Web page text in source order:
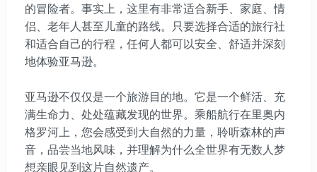
的冒险者。事实上，这里有非常适合新手、家庭、情
侣、老年人甚至儿童的路线。只要选择合适的旅行社
和适合自己的行程，任何人都可以安全、舒适并深刻
地体验亚马逊。
亚马逊不仅仅是一个旅游目的地。它是一个鲜活、充
满生命力、处处蕴藏发现的世界。乘船航行在里奥内
格罗河上，您会感受到大自然的力量，聆听森林的声
音，品尝当地风味，并理解为什么全世界有无数人梦
想亲眼见到这片自然遗产。